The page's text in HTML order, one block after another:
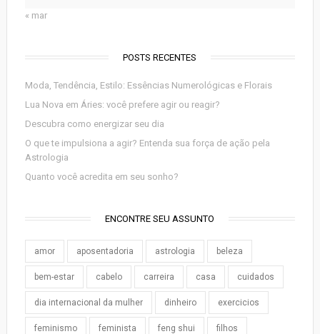
« mar
POSTS RECENTES
Moda, Tendência, Estilo: Essências Numerológicas e Florais
Lua Nova em Áries: você prefere agir ou reagir?
Descubra como energizar seu dia
O que te impulsiona a agir? Entenda sua força de ação pela
Astrologia
Quanto você acredita em seu sonho?
ENCONTRE SEU ASSUNTO
amor aposentadoria astrologia beleza
bem-estar cabelo carreira casa cuidados
dia internacional da mulher dinheiro exercicios
feminismo feminista feng shui filhos